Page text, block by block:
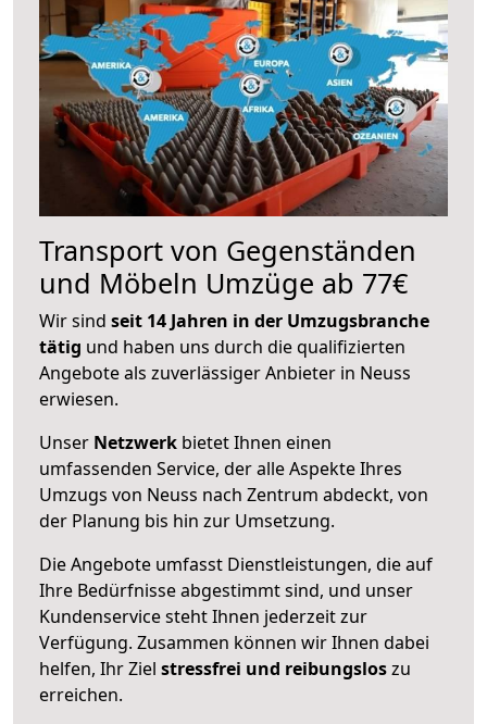
Transport von Gegenständen
und Möbeln Umzüge ab 77€
Wir sind seit 14 Jahren in der Umzugsbranche
tätig und haben uns durch die qualifizierten
Angebote als zuverlässiger Anbieter in Neuss
erwiesen.
Unser Netzwerk bietet Ihnen einen
umfassenden Service, der alle Aspekte Ihres
Umzugs von Neuss nach Zentrum abdeckt, von
der Planung bis hin zur Umsetzung.
Die Angebote umfasst Dienstleistungen, die auf
Ihre Bedürfnisse abgestimmt sind, und unser
Kundenservice steht Ihnen jederzeit zur
Verfügung. Zusammen können wir Ihnen dabei
helfen, Ihr Ziel stressfrei und reibungsloszu
erreichen.